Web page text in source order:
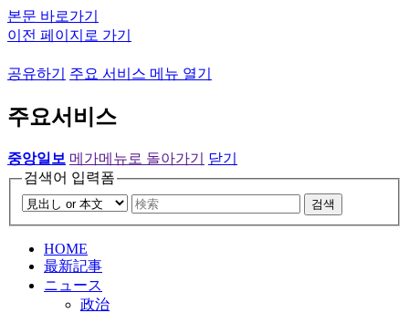
본문 바로가기
이전 페이지로 가기
공유하기 주요 서비스 메뉴 열기
주요서비스
중앙일보 메가메뉴로 돌아가기
닫기
검색어 입력폼
검색
HOME
最新記事
ニュース
政治